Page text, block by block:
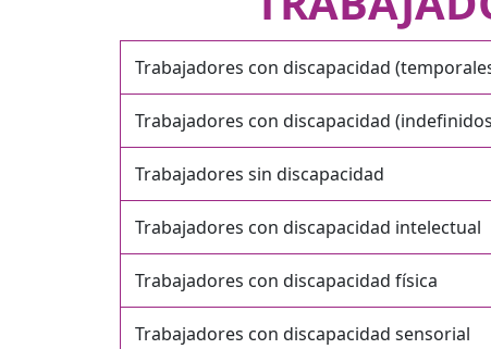
Trabajadores con discapacidad
Trabajadores con discapacidad
Trabajadores sin discapacidad
Trabajadores con discapacidad intelectual
Trabajadores con discapacidad física
Trabajadores con discapacidad sensorial